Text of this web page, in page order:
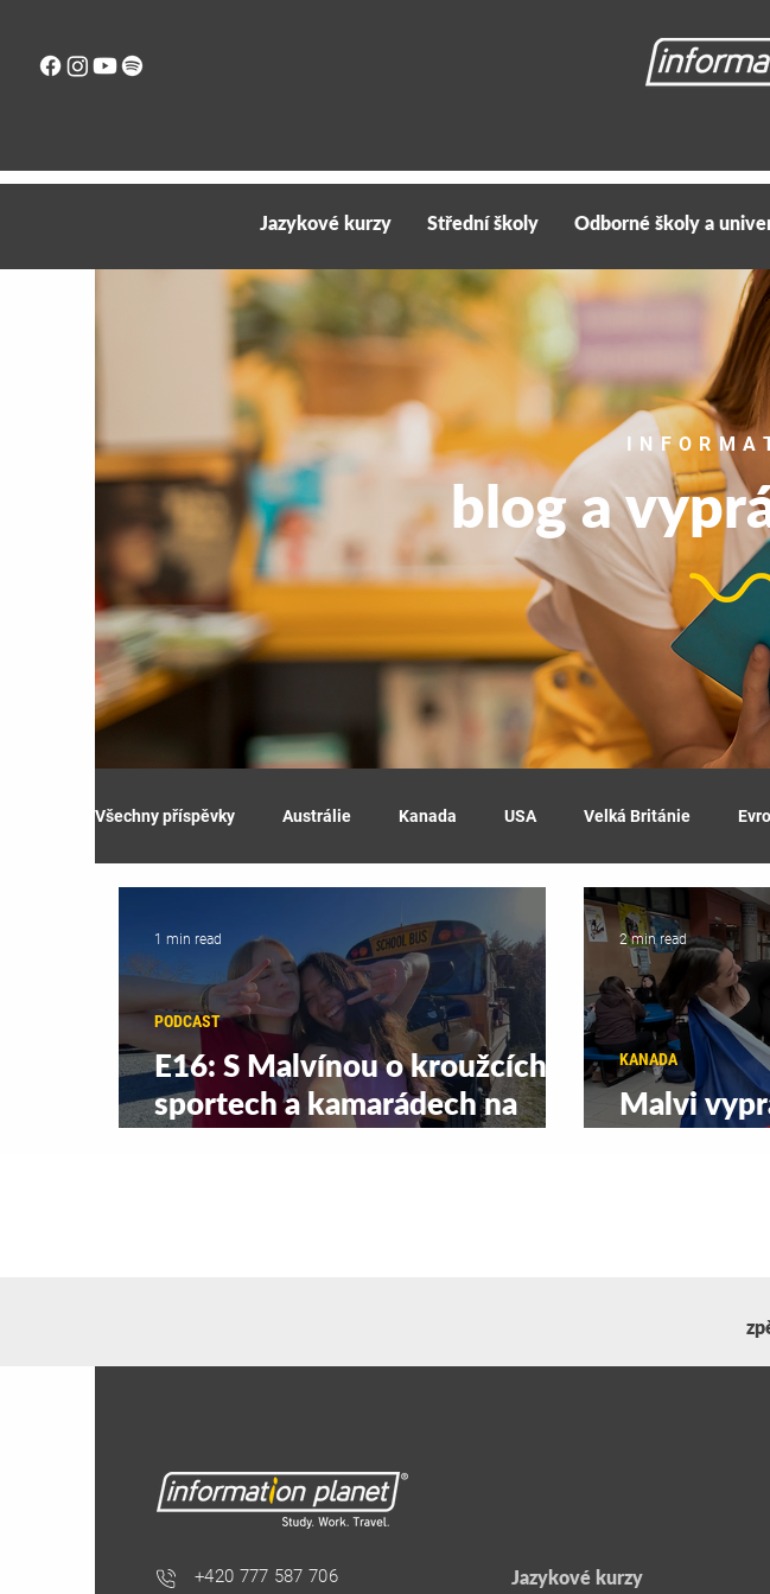
Jazykové kurzy Střední školy Odborné školy a
blog a
Všechny příspěvky Austrálie Kanada USA Velká Británie
E16: S Malvínou o kroužcích,
sportech a kamarádech na
střední v Novém Skotsku
PODCAST
1 min read
Malvi
Skotsku
KANADA
2 min read
+420 777 587 706 Jazykové kurzy